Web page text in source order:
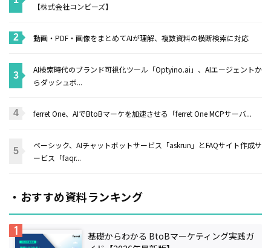
【株式会社コンビーズ】
動画・PDF・画像をまとめてAIが理解、複数資料の横断検索に対応
AI検索時代のブランド可視化ツール「Optyino.ai」、AIエージェントか
らダッシュボ...
ferret One、AIでBtoBマーケを加速させる「ferret One MCPサーバ...
ベーシック、AIチャットボットサービス「askrun」とFAQサイト作成サ
ービス「faqr...
・おすすめ資料ランキング
基礎からわかる BtoBマーケティング実践ガ